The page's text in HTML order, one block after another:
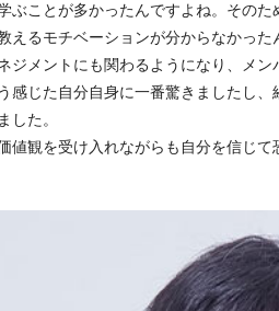
ぶことが多かったんですよね。その
えるモチベーションが分からなかった
ジメントにも関わるようになり、メ
感じた自分自身に一番驚きましたし
した。
値観を受け入れながらも自分を信じ